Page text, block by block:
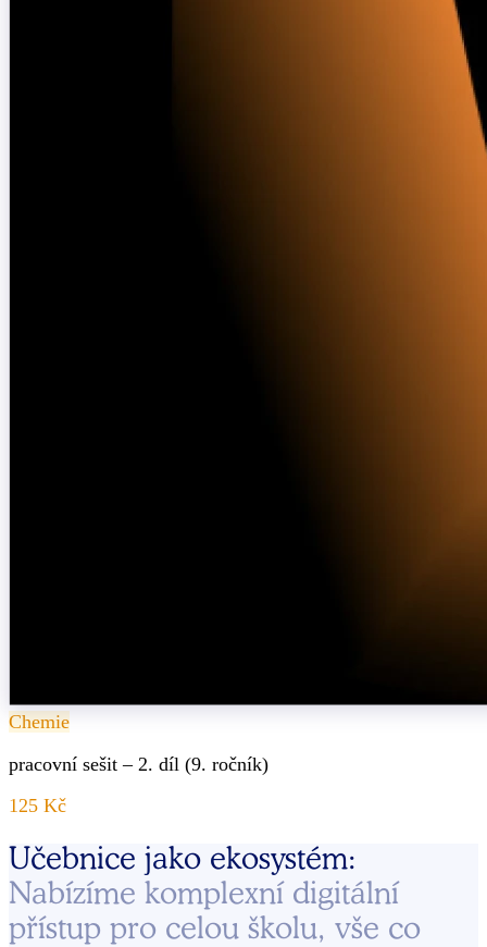
Chemie
pracovní sešit – 2. díl (9. ročník)
125 Kč
Učebnice jako ekosystém:
Nabízíme komplexní digitální
přístup pro celou školu, vše co